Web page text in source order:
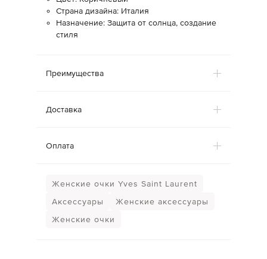
Страна дизайна: Италия
Назначение: Защита от солнца, создание
стиля
Преимущества
Доставка
Оплата
Женские очки Yves Saint Laurent
Аксессуары
Женские аксессуары
Женские очки